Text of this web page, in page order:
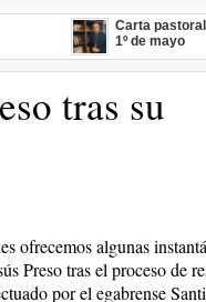
Carta
1º de mayo
tras su
ofrecemos algunas
Preso tras el proceso de
por el egabrense